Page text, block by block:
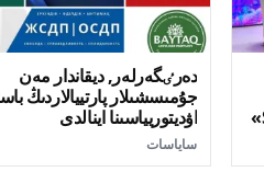
نەگٸزدە ارتىپ كەلەدٸ – «Sarap»
دەرٸگەرلەر, ديقاندار مەن
جۇمىسشىلار پارتييالاردىڭ
اۋديتوريياسىنا اينالدى
ساياسات